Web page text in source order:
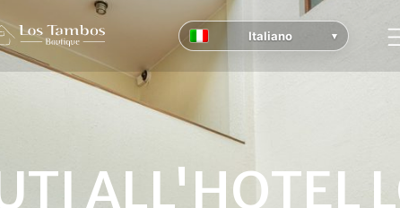
Italiano ▾
ALL'HOTEL